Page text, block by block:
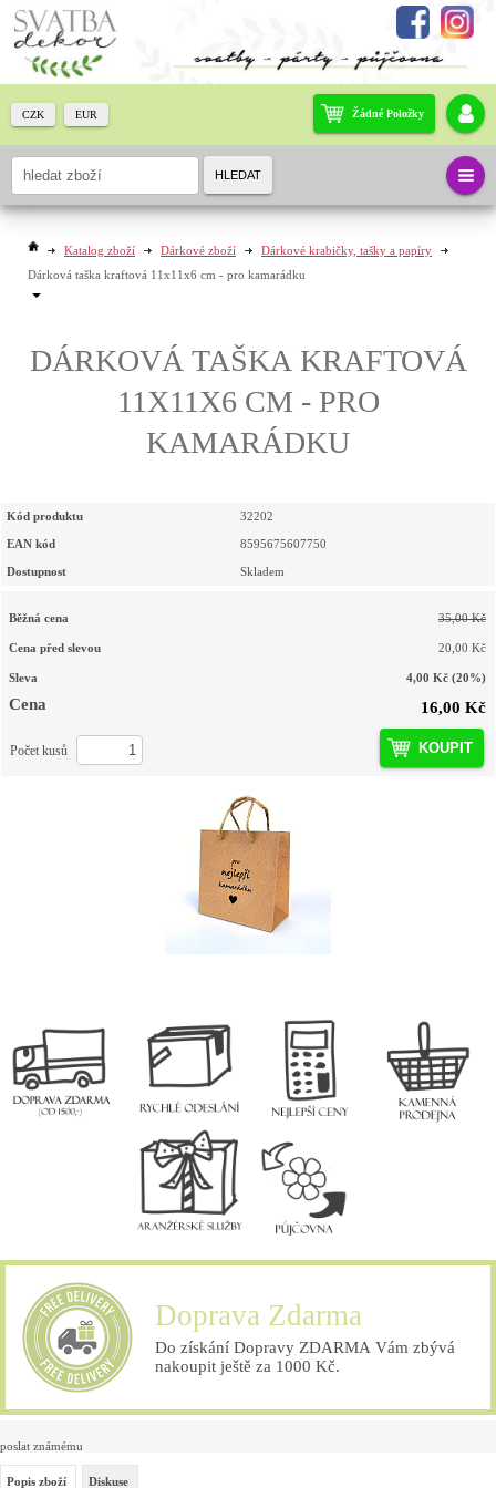
Katalog zboží Dárkové zboží
Dárkové krabičky, tašky a papíry
Dárková taška kraftová 11x11x6 cm - pro kamarádku
DÁRKOVÁ TAŠKA KRAFTOVÁ
11X11X6 CM - PRO
KAMARÁDKU
Kód produktu 32202
EAN kód 8595675607750
Dostupnost Skladem
Běžná cena 35,00 Kč
Cena před slevou 20,00 Kč
Sleva 4,00 Kč (20%)
Cena 16,00 Kč
KOUPIT
Počet kusů
Doprava Zdarma
Do získání Dopravy ZDARMA Vám zbývá
nakoupit ještě za 1000 Kč.
poslat známému
Popis zboží Diskuse
Žádné Položky
CZK EUR
HLEDAT